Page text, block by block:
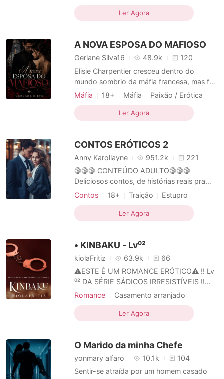
perda do irmão gêmeo e a inesperada
responsabilidade de criar sua jovem
ele mal conhece. O que Alessandro
CEO
Charmoso
Paixão / Erótica
Arrogante / Dominante
Urbano
Ler Agora
A NOVA ESPOSA DO MAFIOSO
Gerlane Silva16 48.9k
120
Elisie Charpentier cresceu dentro do
mundo sombrio da máfia francesa, mas foi
treinada a sorrir, calar e obedecer. Órfã
marido manipulador que a manteve sob
rédeas curtas, até ela descobrir que estava
esposa do Don mais tem
Máfia 18+ Máfia
Paixão / Erótica
Arrogante / Dominante
Urbano
Máfia
Esposa substituta
Corajosos
Ler Agora
CONTOS ERÓTICOS 2
Anny Karollayne 951.2k
221
🔞🔞🔞 CONTEÚDO ADULTO🔞🔞🔞
Deliciosos contos, de histórias reais pra
você ler e se inspirar pra fazer com seu
sozinha(o). São relatos enviados por
leitoras, com nomes alterados. 🔞
DE INCESTOS A TRAIÇÕES, NENHUMA
RELATO SERA DESCART
Contos 18+ Traição
Estupro
Escravos sexuais
Homossexual
S.M.
Paixão / Erótica
Ler Agora
• KINBAKU - Lv⁰²
kiolaFritiz 63.9k
66
⚠️ESTE É UM ROMANCE ERÓTICO⚠️ ‼️ Lv
⁰² DA SÉRIE SÁDICOS IRRESISTÍVEIS ‼️
NESSE LIVRO CONTERÁ: Cenas de sexo
detalhadas. (Envolvendo Shibari & Wax
Play) podendo ser agoniante a leitura.
renomadas da chinas se uniram em
matrimôn
Romance
Casamento arranjado
Escravos sexuais
CEO
Paixão / Erótica
Ler Agora
O Marido da minha Chefe
yonmary alfaro 10.1k
104
Sentir-se atraída por um homem casado